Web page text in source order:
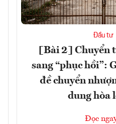
Đầu tư
[Bài 2] Chuyển
sang “phục hồi”:
đề chuyển
dung hòa
Đọc